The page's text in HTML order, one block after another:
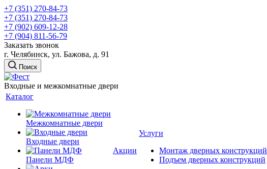
+7 (351) 270-84-73
+7 (351) 270-84-73
+7 (902) 609-12-28
+7 (904) 811-56-79
Заказать звонок
г. Челябинск, ул. Бажова, д. 91
Поиск
Входные и межкомнатные двери
Каталог
Межкомнатные двери
Входные двери
Панели МДФ
Акции
Услуги
Монтаж дверных конструкций
Подъем дверных конструкций